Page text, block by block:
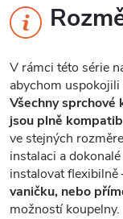
V rámci této série
abychom
Všechny sprchové
jsou plně
ve stejných
instalaci a
instalovat
vaničku, nebo
možností koupelny.